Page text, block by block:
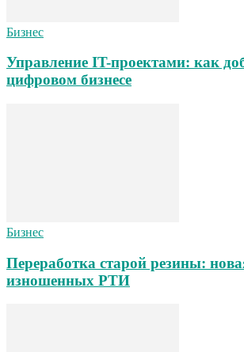
Бизнес
Управление IT-проектами: как
цифровом бизнесе
Бизнес
Переработка старой резины:
изношенных РТИ